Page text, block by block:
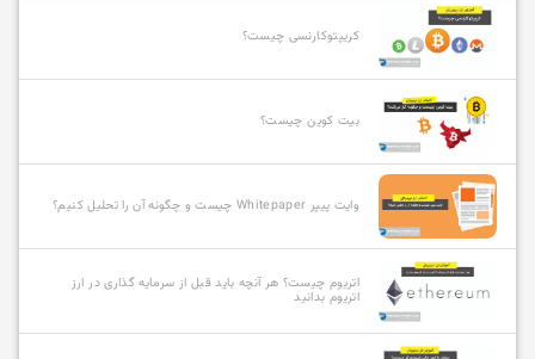
کریپتوکارنسی چیست؟
بیت کوین چیست؟
وایت پیپر Whitepaper چیست و چگونه آن را تحلیل کنیم؟
اتریوم چیست؟ هر آنچه باید قبل از سرمایه گذاری در ارز
اتریوم بدانید